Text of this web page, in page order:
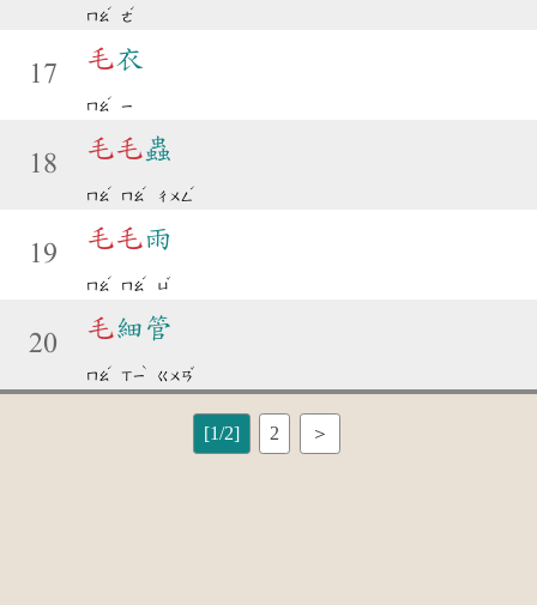
ㄇㄠ
ˊ
ㄜ
ˊ
17
毛衣
ㄇㄠ
ˊ
ㄧ
18
毛毛蟲
ㄇㄠ
ˊ
ㄇㄠ
ˊ
ㄔㄨㄥ
ˊ
19
毛毛雨
ㄇㄠ
ˊ
ㄇㄠ
ˊ
ㄩ
ˇ
20
毛細管
ㄇㄠ
ˊ
ㄒㄧ
ˋ
ㄍㄨㄢ
ˇ
[1/2] 2 ＞